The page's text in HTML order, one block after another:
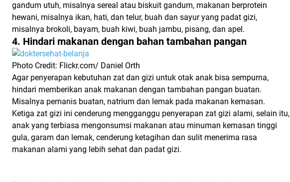
gandum utuh, misalnya sereal atau biskuit gandum, makanan berprotein
hewani, misalnya ikan, hati, dan telur, buah dan sayur yang padat gizi,
misalnya brokoli, bayam, buah kiwi, buah jambu, pisang, dan apel.
4. Hindari makanan dengan bahan tambahan pangan
Photo Credit: Flickr.com/ Daniel Orth
Agar penyerapan kebutuhan zat dan gizi untuk otak anak bisa sempurna,
hindari memberikan anak makanan dengan tambahan pangan buatan.
Misalnya pemanis buatan, natrium dan lemak pada makanan kemasan.
Ketiga zat gizi ini cenderung mengganggu penyerapan zat gizi alami, selain itu,
anak yang terbiasa mengonsumsi makanan atau minuman kemasan tinggi
gula, garam dan lemak, cenderung ketagihan dan sulit menerima rasa
makanan alami yang lebih sehat dan padat gizi.